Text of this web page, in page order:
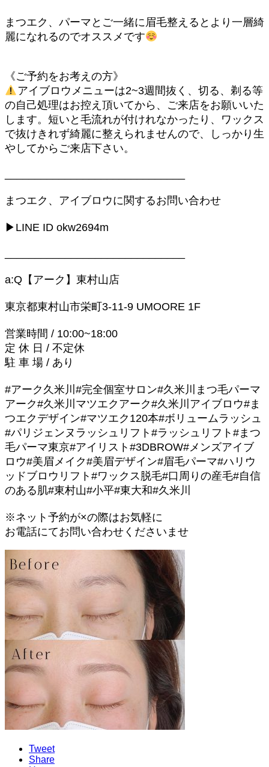
まつエク、パーマとご一緒に眉毛整えるとより一層綺
麗になれるのでオススメです
《ご予約をお考えの方》
アイブロウメニューは2~3週間抜く、切る、剃る等
の自己処理はお控え頂いてから、ご来店をお願いいた
します。短いと毛流れが付けれなかったり、ワックス
で抜けきれず綺麗に整えられませんので、しっかり生
やしてからご来店下さい。
まつエク、アイブロウに関するお問い合わせ
▶︎LINE ID okw2694m
a:Q【アーク】東村山店
東京都東村山市栄町3-11-9 UMOORE 1F
営業時間 / 10:00~18:00
定 休 日 / 不定休
駐 車 場 / あり
#アーク久米川#完全個室サロン#久米川まつ毛パーマ
アーク#久米川マツエクアーク#久米川アイブロウ#ま
つエクデザイン#マツエク120本#ボリュームラッシュ
#パリジェンヌラッシュリフト#ラッシュリフト#まつ
毛パーマ東京#アイリスト#3DBROW#メンズアイブ
ロウ#美眉メイク#美眉デザイン#眉毛パーマ#ハリウ
ッドブロウリフト#ワックス脱毛#口周りの産毛#自信
のある肌#東村山#小平#東大和#久米川
※ネット予約が×の際はお気軽に
お電話にてお問い合わせくださいませ
Tweet
Share